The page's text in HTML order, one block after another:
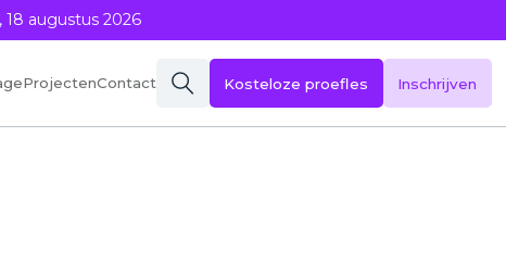
18 augustus 2026
Contact Kosteloze proefles Inschrijven